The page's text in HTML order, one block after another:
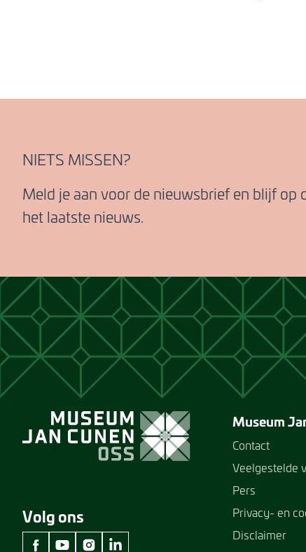
NIETS MISSEN?
Meld je aan voor de nieuwsbrief en blijf op
het laatste nieuws.
Volg ons
Museum
Contact
Veelgestelde
Pers
Privacy- en
Disclaimer